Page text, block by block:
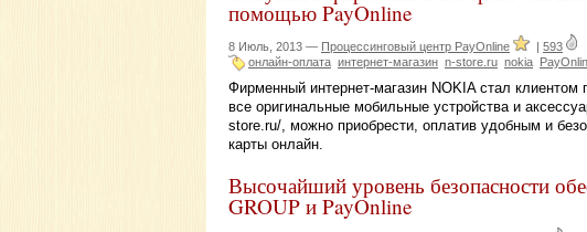
помощью PayOnline
8 Июль, 2013 — Процессинговый центр PayOnline | 593
онлайн-оплата интернет-магазин n-store.ru nokia
Фирменный интернет-магазин NOKIA стал клиентом
все оригинальные мобильные устройства и
store.ru/, можно приобрести, оплатив удобным и
карты онлайн.
Высочайший уровень безопасности
GROUP и PayOnline